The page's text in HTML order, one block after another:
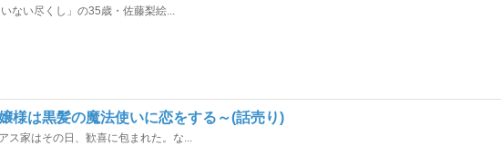
ない尽くし」の35歳・佐藤梨絵...
様は黒髪の魔法使いに恋をする～(話売り)
家はその日、歓喜に包まれた。な...